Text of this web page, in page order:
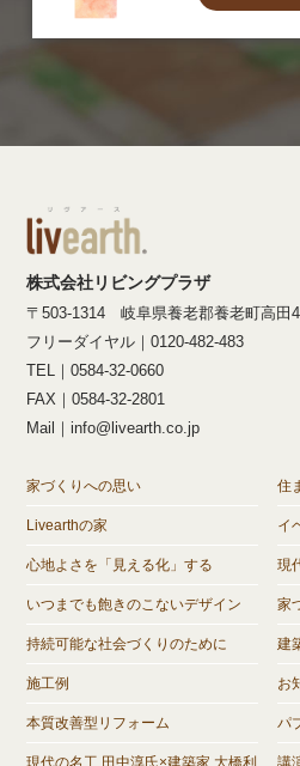
株式会社リビングプラザ
〒503-1314 岐阜県養老郡養老町高田
フリーダイヤル｜0120-482-483
TEL｜0584-32-0660
FAX｜0584-32-2801
Mail｜info@livearth.co.jp
家づくりへの思い
Livearthの家
心地よさを「見える化」する
いつまでも飽きのこないデザイン
持続可能な社会づくりのために
施工例
本質改善型リフォーム
現代の名工 田中淳氏×建築家 大橋利
住
イ
現
家
建
お
パ
講